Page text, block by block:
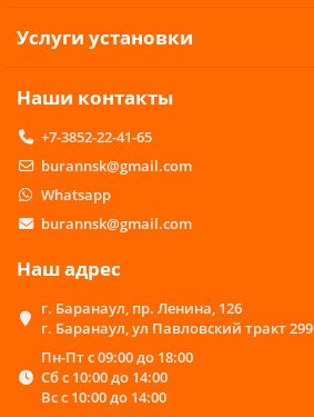
Услуги установки
Наши контакты
+7-3852-22-41-65
burannsk@gmail.com
Whatsapp
burannsk@gmail.com
Наш адрес
г. Баранаул, пр. Ленина, 126
г. Баранаул, ул Павловский тракт 299
Пн-Пт с 09:00 до 18:00
Сб с 10:00 до 14:00
Вс с 10:00 до 14:00